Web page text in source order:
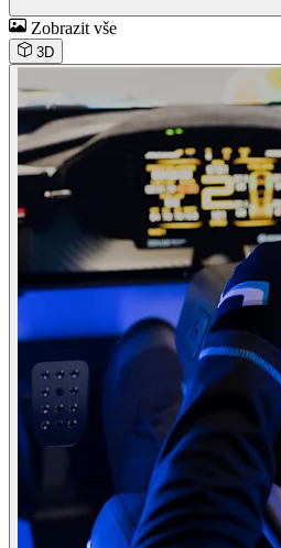
Zobrazit vše
3D